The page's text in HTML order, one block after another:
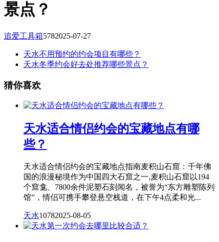
景点？
追爱工具箱5782025-07-27
天水不用预约的约会项目有哪些？
天水冬季约会好去处推荐哪些景点？
猜你喜欢
天水适合情侣约会的宝藏地点有哪
些？
天水适合情侣约会的宝藏地点指南麦积山石窟：千年佛
国的浪漫秘境作为中国四大石窟之一,麦积山石窟以194
个窟龛、7800余件泥塑石刻闻名，被誉为“东方雕塑陈列
馆”，情侣可携手攀登悬空栈道，在下午4点柔和光...
天水10782025-08-05